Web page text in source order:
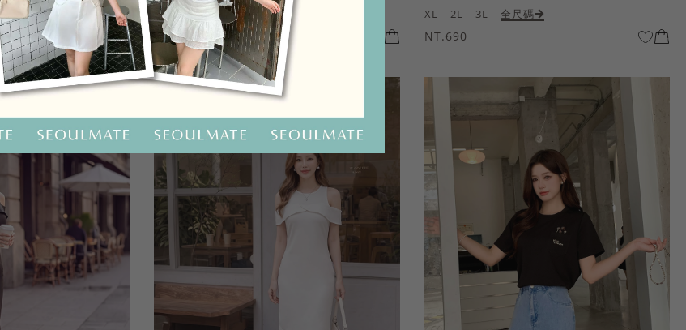
S M L 全尺碼
NT.690
XL 2L 3L 全尺碼
NT.690